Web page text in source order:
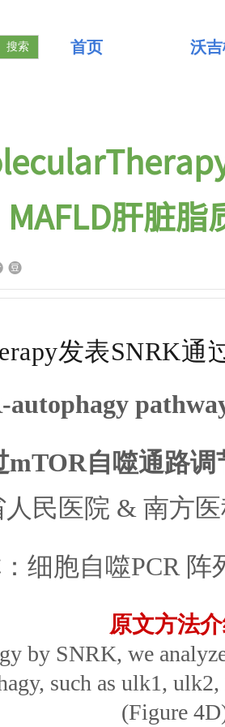
搜索 首页 沃
MAFLD肝脏脂
发表SNRK
autophagy
mTOR自噬通路
民医院 & 南方
细胞自噬PCR 阵
原文方法介
by SNRK, we
such as ulk1,
(Figure